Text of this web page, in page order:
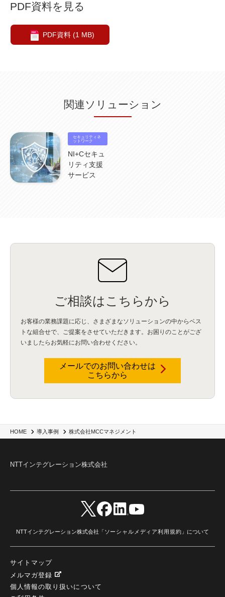
HOME 導入事例 株式会社MCCマネジメント
PDF資料を見る
PDF資料 (1 MB)
関連ソリューション
セキュリティネ
ットワーク
NI+Cセキュ
リティ支援
サービス
ご相談はこちらから
お客様の業務課題に応じ、さまざまなソリューションの中からベス
トな組合せで、
ご提案をさせていただきます。お困りのことがござ
いましたらお気軽にお問い合わせください。
メールでのお問い合わせは
こちらから
NTTインテグレーション株式会社
NTTインテグレーション株式会社「ソーシャルメディア利用規約 」について
サイトマップ
メルマガ登録
個人情報の取り扱いについて